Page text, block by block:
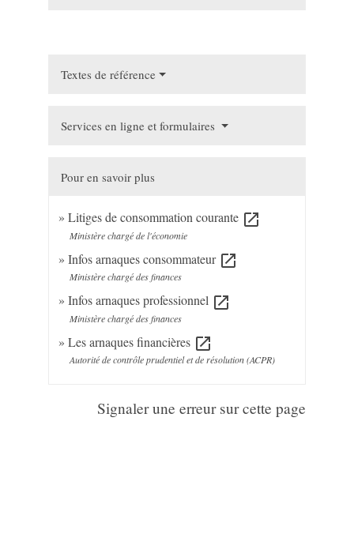
Textes de référence
Services en ligne et formulaires
Pour en savoir plus
Litiges de consommation courante open_in_new
Ministère chargé de l'économie
Infos arnaques consommateur open_in_new
Ministère chargé des finances
Infos arnaques professionnel open_in_new
Ministère chargé des finances
Les arnaques financières open_in_new
Autorité de contrôle prudentiel et de résolution (ACPR)
Signaler une erreur sur cette page